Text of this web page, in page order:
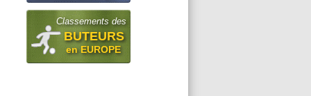
Classements des
BUTEURS
en EUROPE